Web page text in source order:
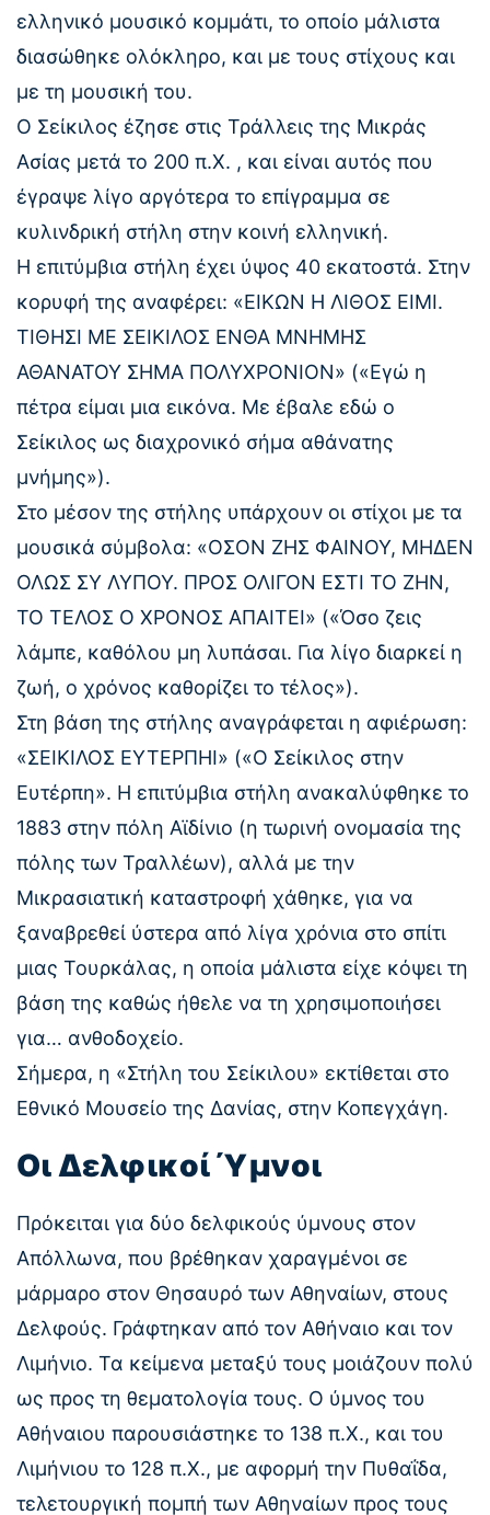
ελληνικό μουσικό κομμάτι, το οποίο μάλιστα
διασώθηκε ολόκληρο, και με τους στίχους και
με τη μουσική του.
Ο Σείκιλος έζησε στις Τράλλεις της Μικράς
Ασίας μετά το 200 π.Χ. , και είναι αυτός που
έγραψε λίγο αργότερα το επίγραμμα σε
κυλινδρική στήλη στην κοινή ελληνική.
Η επιτύμβια στήλη έχει ύψος 40 εκατοστά. Στην
κορυφή της αναφέρει: «ΕΙΚΩΝ Η ΛΙΘΟΣ ΕΙΜΙ.
ΤΙΘΗΣΙ ΜΕ ΣΕΙΚΙΛΟΣ ΕΝΘΑ ΜΝΗΜΗΣ
ΑΘΑΝΑΤΟΥ ΣΗΜΑ ΠΟΛΥΧΡΟΝΙΟΝ» («Εγώ η
πέτρα είμαι μια εικόνα. Με έβαλε εδώ ο
Σείκιλος ως διαχρονικό σήμα αθάνατης
μνήμης»).
Στο μέσον της στήλης υπάρχουν οι στίχοι με τα
μουσικά σύμβολα: «ΟΣΟΝ ΖΗΣ ΦΑΙΝΟΥ, ΜΗΔΕΝ
ΟΛΩΣ ΣΥ ΛΥΠΟΥ. ΠΡΟΣ ΟΛΙΓΟΝ ΕΣΤΙ ΤΟ ΖΗΝ,
ΤΟ ΤΕΛΟΣ Ο ΧΡΟΝΟΣ ΑΠΑΙΤΕΙ» («Όσο ζεις
λάμπε, καθόλου μη λυπάσαι. Για λίγο διαρκεί η
ζωή, ο χρόνος καθορίζει το τέλος»).
Στη βάση της στήλης αναγράφεται η αφιέρωση:
«ΣΕΙΚΙΛΟΣ ΕΥΤΕΡΠΗΙ» («Ο Σείκιλος στην
Ευτέρπη». Η επιτύμβια στήλη ανακαλύφθηκε το
1883 στην πόλη Αϊδίνιο (η τωρινή ονομασία της
πόλης των Τραλλέων), αλλά με την
Μικρασιατική καταστροφή χάθηκε, για να
ξαναβρεθεί ύστερα από λίγα χρόνια στο σπίτι
μιας Τουρκάλας, η οποία μάλιστα είχε κόψει τη
βάση της καθώς ήθελε να τη χρησιμοποιήσει
για… ανθοδοχείο.
Σήμερα, η «Στήλη του Σείκιλου» εκτίθεται στο
Εθνικό Μουσείο της Δανίας, στην Κοπεγχάγη.
Οι Δελφικοί Ύμνοι
Πρόκειται για δύο δελφικούς ύμνους στον
Απόλλωνα, που βρέθηκαν χαραγμένοι σε
μάρμαρο στον Θησαυρό των Αθηναίων, στους
Δελφούς. Γράφτηκαν από τον Αθήναιο και τον
Λιμήνιο. Τα κείμενα μεταξύ τους μοιάζουν πολύ
ως προς τη θεματολογία τους. Ο ύμνος του
Αθήναιου παρουσιάστηκε το 138 π.Χ., και του
Λιμήνιου το 128 π.Χ., με αφορμή την Πυθαΐδα,
τελετουργική πομπή των Αθηναίων προς τους